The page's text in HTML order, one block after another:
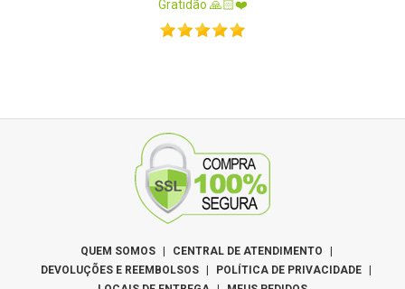
Gratidão 🙏🏻❤️
QUEM SOMOS CENTRAL DE ATENDIMENTO
DEVOLUÇÕES E REEMBOLSOS
POLÍTICA DE PRIVACIDADE